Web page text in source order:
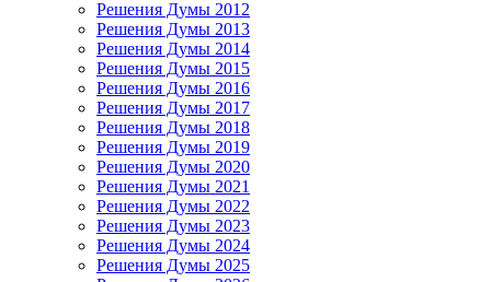
Решения Думы 2012
Решения Думы 2013
Решения Думы 2014
Решения Думы 2015
Решения Думы 2016
Решения Думы 2017
Решения Думы 2018
Решения Думы 2019
Решения Думы 2020
Решения Думы 2021
Решения Думы 2022
Решения Думы 2023
Решения Думы 2024
Решения Думы 2025